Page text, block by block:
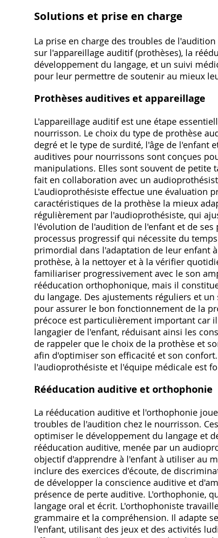
Solutions et prise en charge
La prise en charge des troubles de
sur l'appareillage auditif (prothèses), la
développement du langage, et un suivi
pour leur permettre de soutenir au mieux
Prothèses auditives et appareillage
L'appareillage auditif est une étape
nourrisson. Le choix du type de prothèse
degré et le type de surdité, l'âge de l'enfant
auditives pour nourrissons sont conçues
manipulations. Elles sont souvent de petite
fait en collaboration avec un
L'audioprothésiste effectue une évaluation
caractéristiques de la prothèse la mieux
régulièrement par l'audioprothésiste, qui
l'évolution de l'audition de l'enfant et de
processus progressif qui nécessite du
primordial dans l'adaptation de leur enfant
prothèse, à la nettoyer et à la vérifier
familiariser progressivement avec le son
rééducation orthophonique, mais il
du langage. Des ajustements réguliers et
pour assurer le bon fonctionnement de la
précoce est particulièrement important car
langagier de l'enfant, réduisant ainsi les
de rappeler que le choix de la prothèse et
afin d'optimiser son efficacité et son
l'audioprothésiste et l'équipe médicale est
Rééducation auditive et orthophonie
La rééducation auditive et l'orthophonie
troubles de l'audition chez le nourrisson.
optimiser le développement du langage et
rééducation auditive, menée par un
objectif d'apprendre à l'enfant à utiliser au
inclure des exercices d'écoute, de
de développer la conscience auditive et
présence de perte auditive. L'orthophonie,
langage oral et écrit. L'orthophoniste
grammaire et la compréhension. Il adapte
l'enfant, utilisant des jeux et des activités